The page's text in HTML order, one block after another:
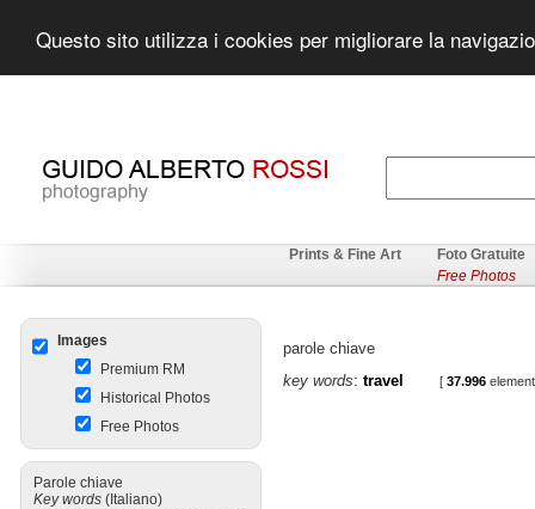
Questo sito utilizza i cookies per migliorare la
Foto Gratuite
Free Photos
Prints & Fine Art
Images
Premium RM
Historical Photos
Free Photos
Parole chiave
Key words (Italiano)
parole chiave
key words: travel [ 37.996